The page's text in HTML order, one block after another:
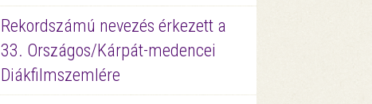
Rekordszámú nevezés érkezett a
33. Országos/Kárpát-medencei
Diákfilmszemlére